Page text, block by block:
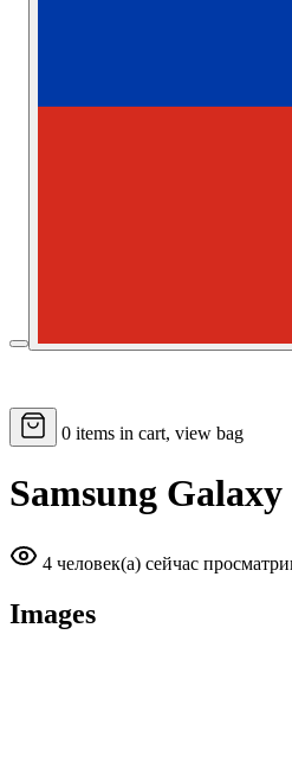
0 items in cart, view bag
Samsung Galaxy
4 человек(а) сейчас
Images